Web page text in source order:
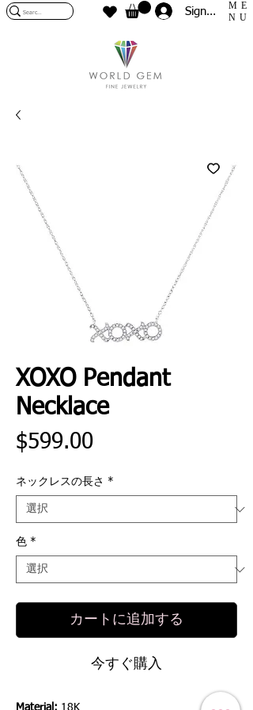
Sign In
ME
NU
XOXO Pendant
Necklace
$599.00価
ネックレスの長さ *
色 *
カートに追加する
今すぐ購入
Material: 18K